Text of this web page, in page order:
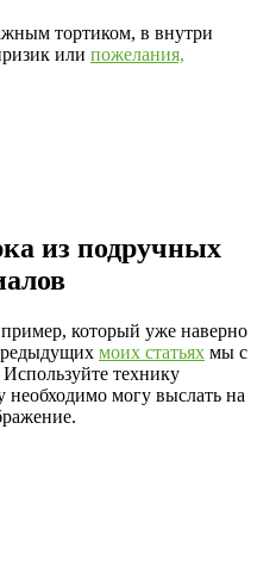
тортиком, в внутри
или пожелания,
из подручных
который уже наверно
моих статьях мы с
технику
могу выслать на